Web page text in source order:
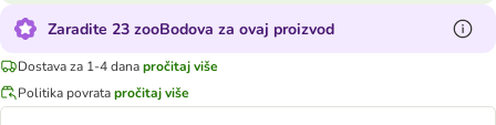
Zaradite 23 zooBodova za ovaj proizvod
Dostava za 1-4 danapročitaj više
Politika povratapročitaj više